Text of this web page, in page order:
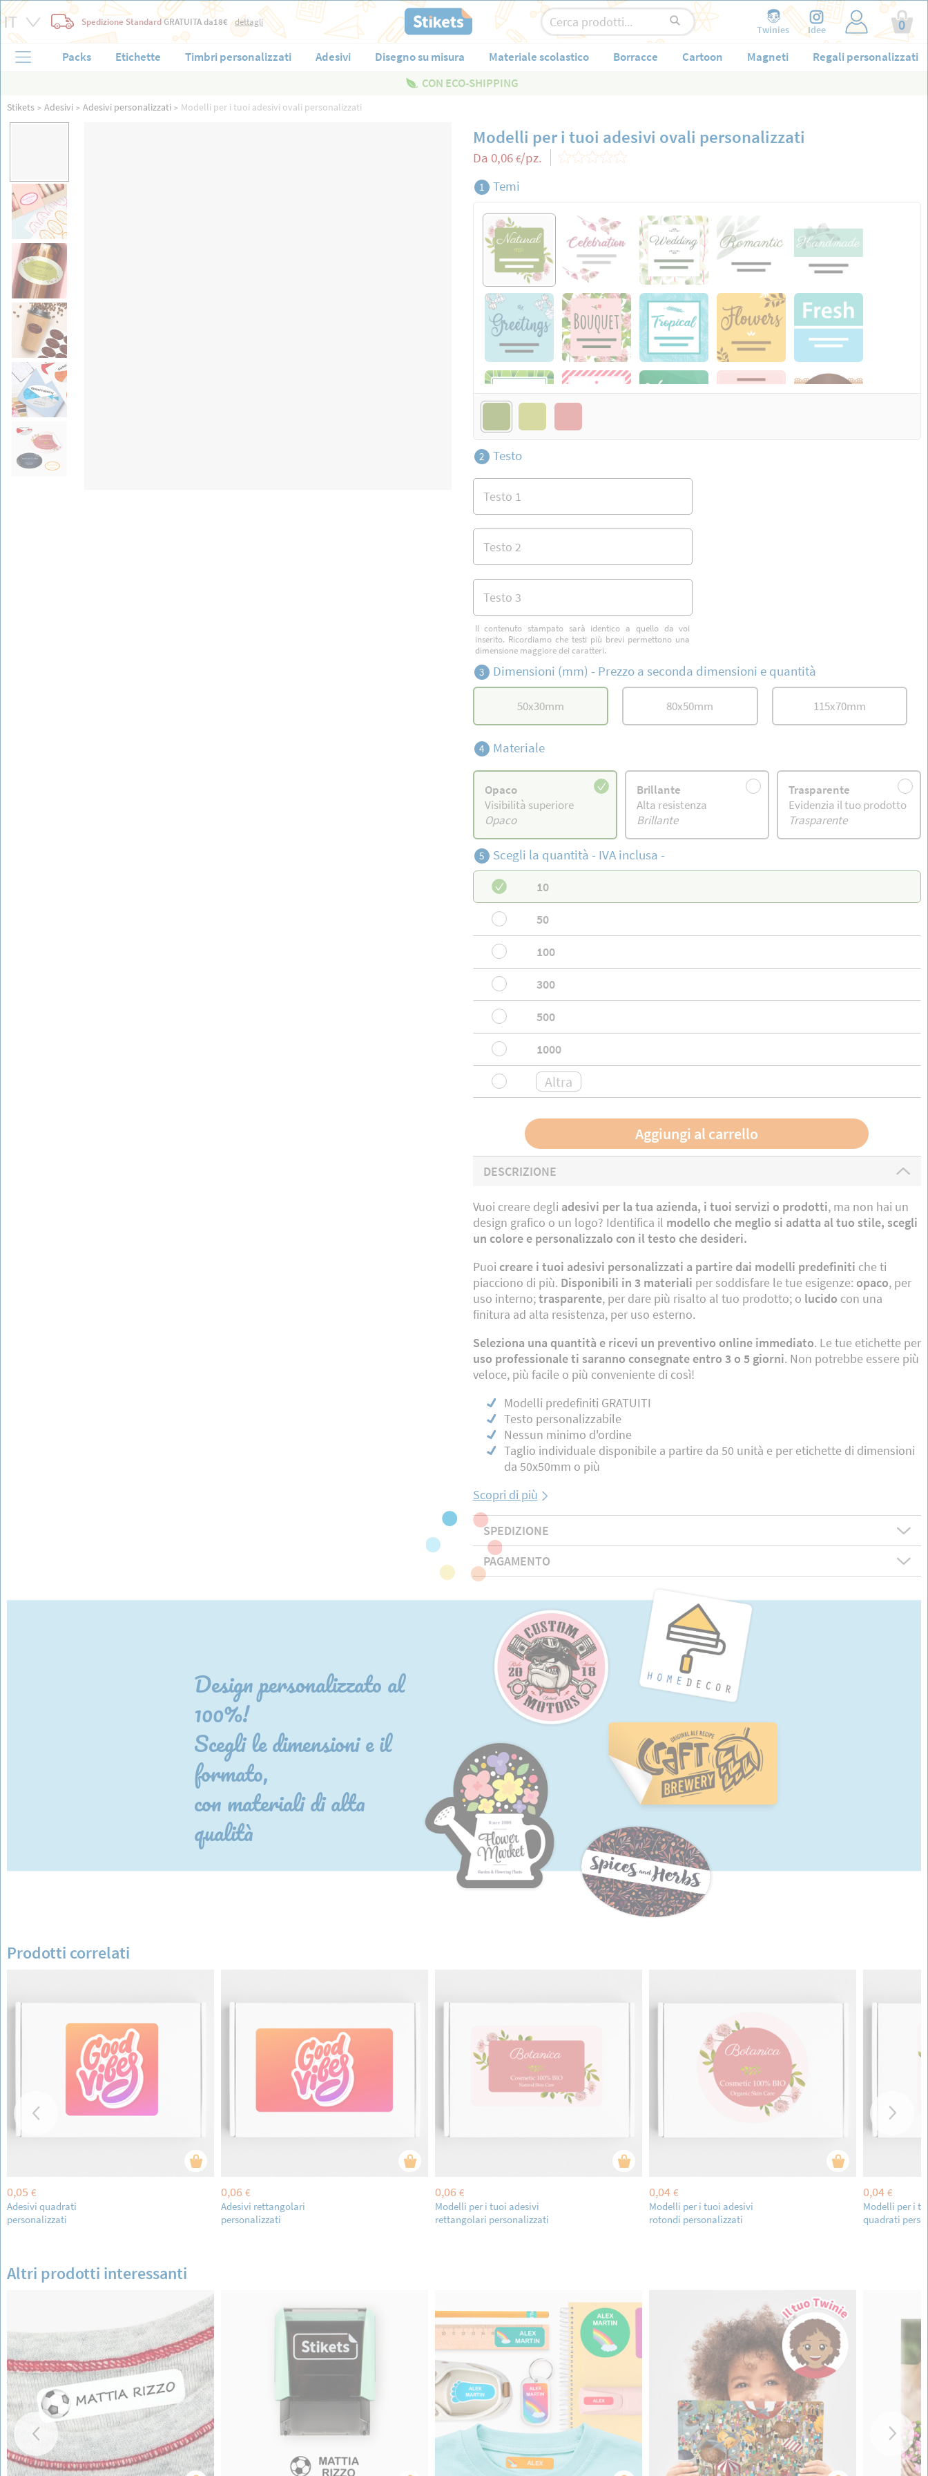
Spedizione StandardGRATUITAda18€ dettagli
Twinies Idee 0
Packs Etichette Timbri personalizzati Adesivi Disegno su misura Materiale scolastico Borracce Cartoon Magneti
Regali personalizzati
CON ECO-SHIPPING
Stikets Adesivi Adesivi personalizzati Modelli per i tuoi adesivi ovali personalizzati
Modelli per i tuoi adesivi ovali personalizzati
Da 0,06 €/pz.
1 Temi
2 Testo
Il contenuto stampato sarà identico a quello da voi
inserito. Ricordiamo che testi più brevi permettono una
dimensione maggiore dei caratteri.
3 Dimensioni (mm) - Prezzo a seconda dimensioni e quantità
50x30mm 80x50mm 115x70mm
4 Materiale
Opaco
Visibilità superiore
Opaco
Brillante
Alta resistenza
Brillante
Trasparente
Evidenzia il tuo prodotto
Trasparente
5 Scegli la quantità - IVA inclusa -
10
50
100
300
500
1000
DESCRIZIONE
Vuoi creare degli adesivi per la tua azienda, i tuoi servizi o prodotti, ma non hai un
design grafico o un logo? Identifica il modello che meglio si adatta al tuo stile, scegli
un colore e personalizzalo con il testo che desideri.
Puoi creare i tuoi adesivi personalizzati a partire dai modelli predefiniti che ti
piacciono di più. Disponibili in 3 materiali per soddisfare le tue esigenze: opaco, per
uso interno; trasparente, per dare più risalto al tuo prodotto; o lucido con una
finitura ad alta resistenza, per uso esterno.
Seleziona una quantità e ricevi un preventivo online immediato. Le tue etichette per
uso professionale ti saranno consegnate entro 3 o 5 giorni. Non potrebbe essere più
veloce, più facile o più conveniente di così!
Modelli predefiniti GRATUITI
Testo personalizzabile
Nessun minimo d'ordine
Taglio individuale disponibile a partire da 50 unità e per etichette di dimensioni
da 50x50mm o più
Scopri di più
SPEDIZIONE
PAGAMENTO
Design personalizzato al
100%!
Scegli le dimensioni e il
formato,
con materiali di alta
qualità
Prodotti correlati
0,05 €
Adesivi quadrati
personalizzati
0,06 €
Adesivi rettangolari
personalizzati
0,06 €
Modelli per i tuoi adesivi
rettangolari personalizzati
0,04 €
Modelli per i tuoi adesivi
rotondi personalizzati
0,04 €
Modelli per i
quadrati
Altri prodotti interessanti